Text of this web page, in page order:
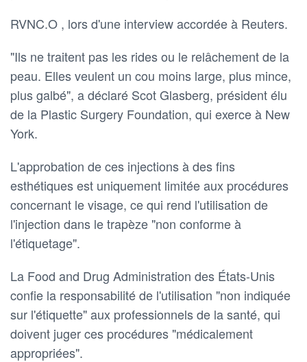
RVNC.O , lors d'une interview accordée à Reuters.
"Ils ne traitent pas les rides ou le relâchement de la
peau. Elles veulent un cou moins large, plus mince,
plus galbé", a déclaré Scot Glasberg, président élu
de la Plastic Surgery Foundation, qui exerce à New
York.
L'approbation de ces injections à des fins
esthétiques est uniquement limitée aux procédures
concernant le visage, ce qui rend l'utilisation de
l'injection dans le trapèze "non conforme à
l'étiquetage".
La Food and Drug Administration des États-Unis
confie la responsabilité de l'utilisation "non indiquée
sur l'étiquette" aux professionnels de la santé, qui
doivent juger ces procédures "médicalement
appropriées".